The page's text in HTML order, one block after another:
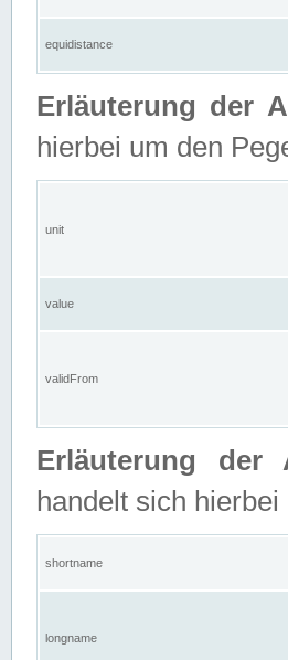
equidistance
Erläuterung der
hierbei um den
unit
value
validFrom
Erläuterung der
handelt sich hierbei
shortname
longname